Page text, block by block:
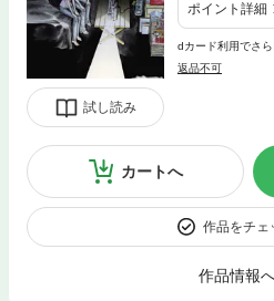
試し読み
ポイント詳細
dカード利用でさ
返品不可
カートへ
作品をチェ
作品情報